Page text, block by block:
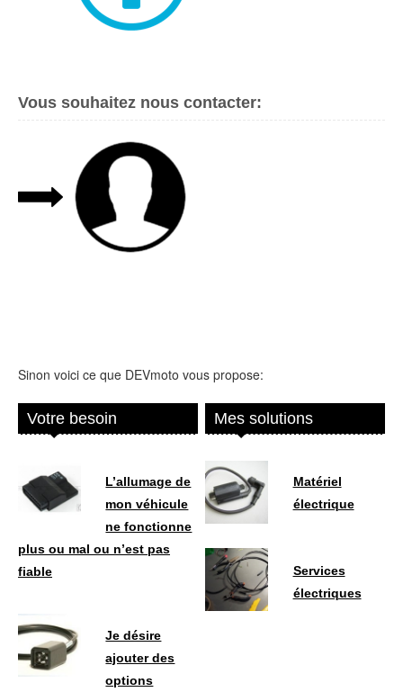
Vous souhaitez nous contacter:
Sinon voici ce que DEVmoto vous propose:
Votre besoin
L’allumage de
mon véhicule
ne fonctionne
plus ou mal ou n’est pas
fiable
Je désire
ajouter des
options
Mes solutions
Matériel
électrique
Services
électriques